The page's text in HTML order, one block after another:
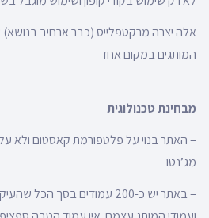
אלה יצרה מרקטפלייס (כבר ארחיב
המותגים במקום אחד
מבחינת טכנולוגית
– האתר בנוי על פלטפורמת קאסטום ולא
מג’נטו
– באתר יש כ-200 עמודים בסך